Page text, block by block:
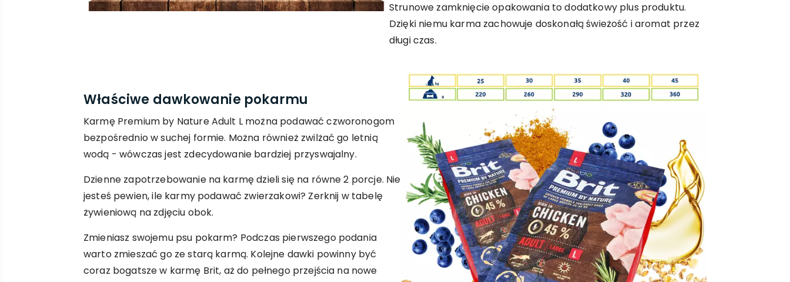
Strunowe zamknięcie opakowania to dodatkowy plus produktu.
Dzięki niemu karma zachowuje doskonałą świeżość i aromat przez
długi czas.
Właściwe dawkowanie pokarmu
Karmę Premium by Nature Adult L można podawać czworonogom
bezpośrednio w suchej formie. Można również zwilżać go letnią
wodą - wówczas jest zdecydowanie bardziej przyswajalny.
Dzienne zapotrzebowanie na karmę dzieli się na równe 2 porcje. Nie
jesteś pewien, ile karmy podawać zwierzakowi? Zerknij w tabelę
żywieniową na zdjęciu obok.
Zmieniasz swojemu psu pokarm? Podczas pierwszego podania
warto zmieszać go ze starą karmą. Kolejne dawki powinny być
coraz bogatsze w karmę Brit, aż do pełnego przejścia na nowe